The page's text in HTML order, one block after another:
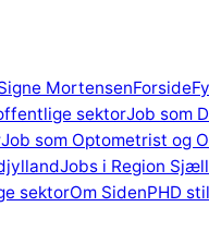
MortensenForside
sektorJob som
Job som Optometrist og
Jobs i Region
sektorOm SidenPHD